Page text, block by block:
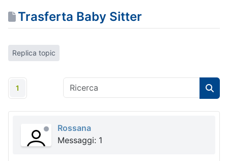
Trasferta Baby Sitter
Replica topic
1
Rossana
Messaggi: 1